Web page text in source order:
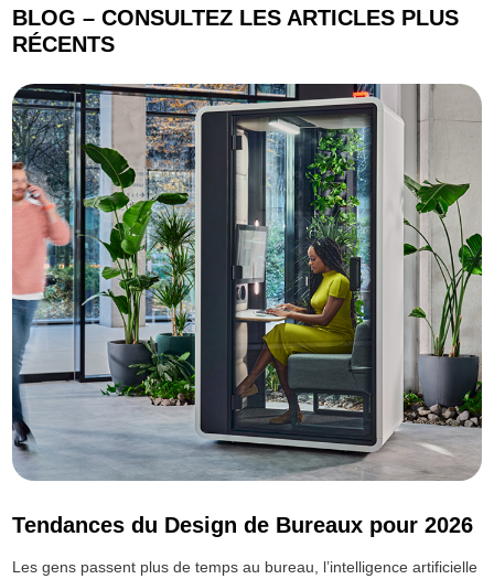
BLOG –CONSULTEZ LES ARTICLES PLUS
RÉCENTS
Tendances du Design de Bureaux pour 2026
Les gens passent plus de temps au bureau, l’intelligence artificielle